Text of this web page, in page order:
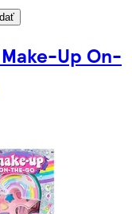
Up On-